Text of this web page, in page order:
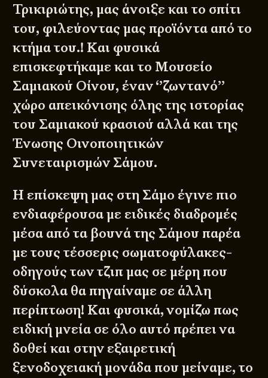
Τρικιριώτης, μας άνοιξε και το σπίτι
του, φιλεύοντας μας προϊόντα από το
κτήμα του.! Και φυσικά
επισκεφτήκαμε και το Μουσείο
Σαμιακού Οίνου, έναν ‘’ζωντανό’’
χώρο απεικόνισης όλης της ιστορίας
του Σαμιακού κρασιού αλλά και της
Ένωσης Οινοποιητικών
Συνεταιρισμών Σάμου.
Η επίσκεψη μας στη Σάμο έγινε πιο
ενδιαφέρουσα με ειδικές διαδρομές
μέσα από τα βουνά της Σάμου παρέα
με τους τέσσερις σωματοφύλακες-
οδηγούς των τζιπ μας σε μέρη που
δύσκολα θα πηγαίναμε σε άλλη
περίπτωση! Και φυσικά, νομίζω πως
ειδική μνεία σε όλο αυτό πρέπει να
δοθεί και στην εξαιρετική
ξενοδοχειακή μονάδα που μείναμε, το